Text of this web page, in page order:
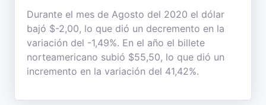
Durante el mes de Agosto del 2020 el dólar
bajó $-2,00, lo que dió un decremento en la
variación del -1,49%. En el año el billete
norteamericano subió $55,50, lo que dió un
incremento en la variación del 41,42%.